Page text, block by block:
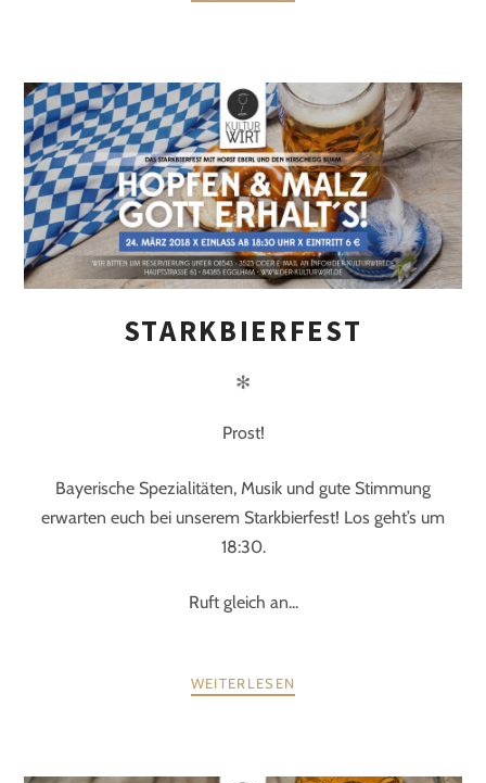
STARKBIERFEST
✻
Prost!
Bayerische Spezialitäten, Musik und gute Stimmung
erwarten euch bei unserem Starkbierfest! Los geht’s um
18:30.
Ruft gleich an...
WEITERLESEN